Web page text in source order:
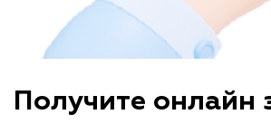
Получите онлайн